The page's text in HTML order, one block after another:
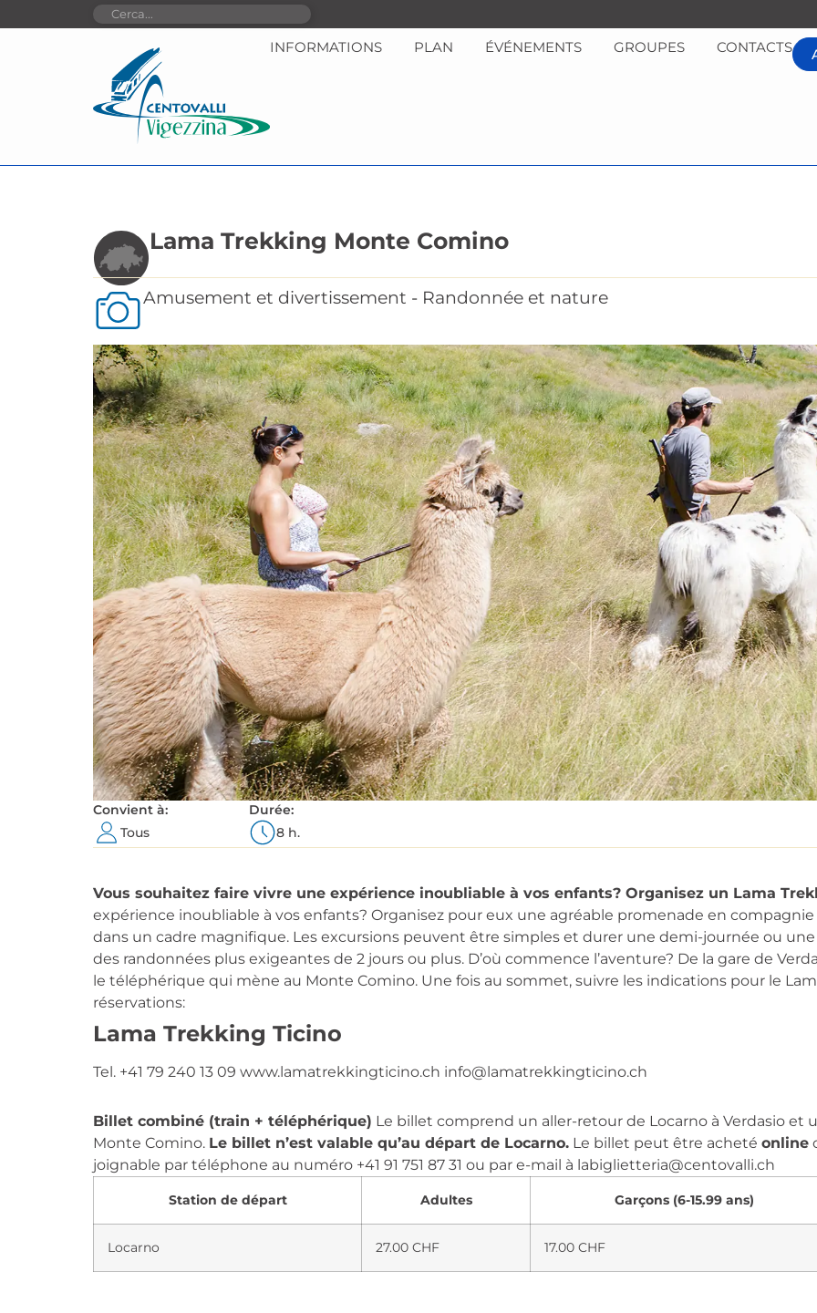
INFORMATIONS PLAN ÉVÉNEMENTS GROUPES CONTACTS
Lama Trekking Monte Comino
Amusement et divertissement - Randonnée et nature
Convient à:
Tous
Durée:
8 h.
Vous souhaitez faire vivre une expérience inoubliable à vos enfants? Organisez un Lama
expérience inoubliable à vos enfants? Organisez pour eux une agréable promenade en
dans un cadre magnifique. Les excursions peuvent être simples et durer une demi-journée ou
des randonnées plus exigeantes de 2 jours ou plus. D’où commence l’aventure? De la gare de
le téléphérique qui mène au Monte Comino. Une fois au sommet, suivre les indications pour le
réservations:
Lama Trekking Ticino
Tel. +41 79 240 13 09 www.lamatrekkingticino.ch info@lamatrekkingticino.ch
Billet combiné (train + téléphérique) Le billet comprend un aller-retour de Locarno à Verdasio et
Monte Comino. Le billet n’est valable qu’au départ de Locarno. Le billet peut être acheté online
joignable par téléphone au numéro +41 91 751 87 31 ou par e-mail à labiglietteria@centovalli.ch
Station de départ Adultes Garçons (6-15.99 ans)
Locarno 27.00 CHF 17.00 CHF